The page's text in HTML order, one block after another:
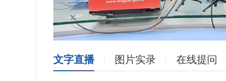
文字直播 图片实录 在线提问